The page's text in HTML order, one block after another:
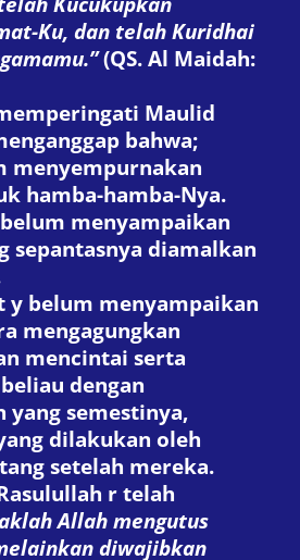
Ku, dan telah Kuridhai
(QS. Al Maidah:
Maulid
bahwa;
menyempurnakan
hamba-hamba-Nya.
belum menyampaikan
sepantasnya diamalkan
y belum menyampaikan
mengagungkan
mencintai serta
dengan
yang semestinya,
dilakukan oleh
setelah mereka.
r telah
Allah mengutus
diwajibkan